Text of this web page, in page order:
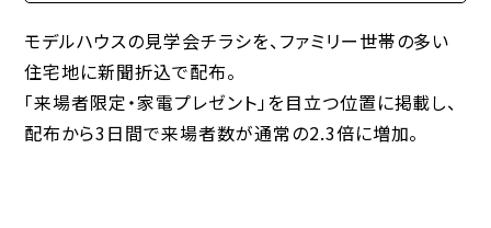
モデルハウスの見学会チラシを、ファミリー世帯の多い
住宅地に新聞折込で配布。
「来場者限定・家電プレゼント」を目立つ位置に掲載し、
配布から3日間で来場者数が通常の2.3倍に増加。